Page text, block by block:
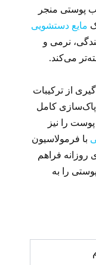
پوستی منجر
مایع دستشویی
نرمی و
می‌کند.
از ترکیبات
کامل
را نیز
با فرمولاسیون
فراهم
را به